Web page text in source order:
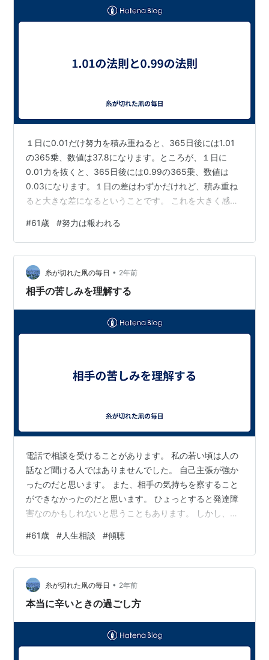
１日に0.01だけ努力を積み重ねると、365日後には1.01
の365乗、数値は37.8になります。ところが、１日に
0.01力を抜くと、365日後には0.99の365乗、数値は
0.03になります。１日の差はわずかだけれど、積み重ね
ると大きな差になるということです。 これを大きく感じ
の一般職の方です。 大卒で入社して28年間勤務していま
す。 単純な事務作業でもミスばかりです。 新卒の方のほ
うがミスが少ないです。 28年間どんな働き方をしていた
のだろうと思ってしまいます。 社員は３つに分類できる
と思っています。 ①言われたこと以上のことができる。
#61歳 #努力は報われる
糸が切れた凧の毎日 • 2年前
相手の苦しみを理解する
電話で相談を受けることがあります。 私の若い頃は人の
話など聞ける人ではありませんでした。 自己主張が強か
ったのだと思います。 また、相手の気持ちを察すること
ができなかったのだと思います。 ひょっとすると発達障
害なのかもしれないと思うこともあります。 しかし、還
変えることができないと思います。 この10年で人生の試
練を乗り越えてきました。 辛いことを経験していると、
人の痛みが分かるようになりました。 他人の気持ちを察
することができるようになりました。 他人の話を聞くこ
とができるようになりました。 相談を受けても、実は正
#61歳 #人生相談 #傾聴
糸が切れた凧の毎日 • 2年前
本当に辛いときの過ごし方